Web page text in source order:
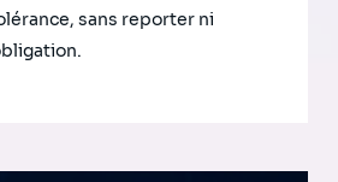
sans reporter ni